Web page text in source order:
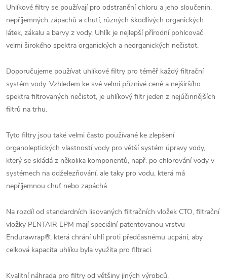
Uhlíkové filtry se používají pro odstranění chloru a jeho sloučenin,
nepříjemných zápachů a chutí, různých škodlivých organických
látek, zákalu a barvy z vody. Uhlík je nejlepší přírodní pohlcovač
velmi širokého spektra organických a neorganických nečistot.
Doporučujeme používat uhlíkové filtry pro téměř každý filtrační
systém vody. Vzhledem ke své velmi příznivé ceně a nejširšího
spektra filtrovaných nečistot, je uhlíkový filtr jeden z nejúčinnějších
filtrů na trhu.
Tyto filtry jsou také velmi často používané ke zlepšení
organoleptických vlastností vody pro větší systém úpravy vody,
který se skládá z několika komponentů, např. po chlorování vody v
systémech na odželezňování, ale taky pro vodu, která má
nepříjemnou chuť nebo zapáchá.
Na rozdíl od standardních lisovaných filtračních vložek CTO, filtrační
vložky PENTAIR EPM mají speciální patentovanou vrstvu
Endurawrap®, která chrání uhlí proti předčasnému ucpání, aby
celková kapacita uhlíku byla využita pro filtraci.
Kvalitní náhrada pro filtry od většiny jiných výrobců.